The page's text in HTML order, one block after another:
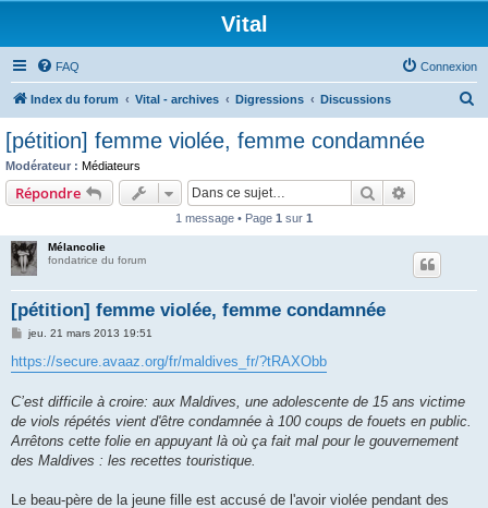
Vital
FAQ Connexion
Index du forum Vital - archives Digressions Discussions
[pétition] femme violée, femme condamnée
Modérateur : Médiateurs
Répondre Rechercher
1 message • Page 1 sur 1
Mélancolie
fondatrice du forum
[pétition] femme violée, femme condamnée
M
s
s
g
e
jeu. 21 mars 2013 19:51
https://secure.avaaz.org/fr/maldives_fr/?tRAXObb
C’est difficile à croire: aux Maldives, une adolescente de 15 ans victime
de viols répétés vient d'être condamnée à 100 coups de fouets en public.
Arrêtons cette folie en appuyant là où ça fait mal pour le gouvernement
des Maldives : les recettes touristique.
Le beau-père de la jeune fille est accusé de l'avoir violée pendant des